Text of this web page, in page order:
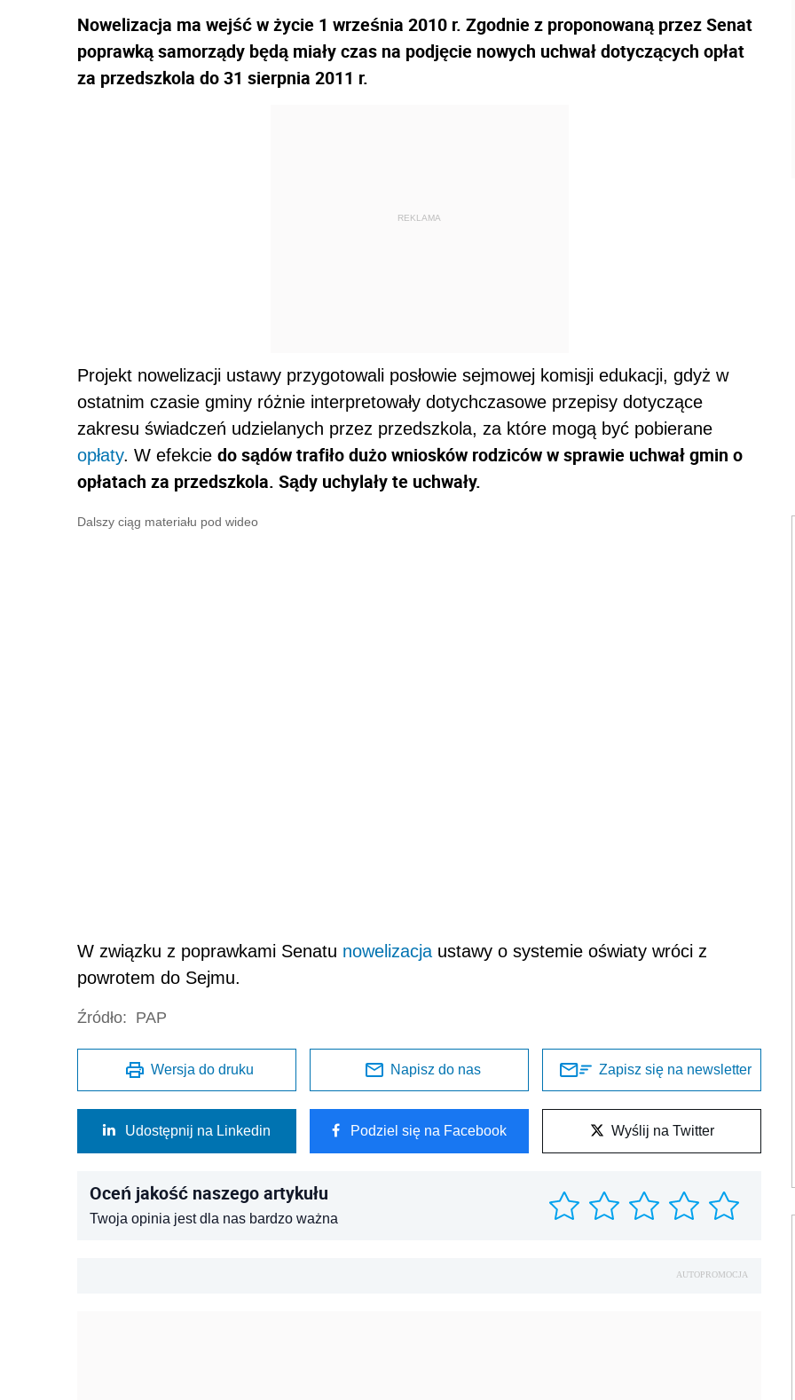
Nowelizacja ma wejść w życie 1 września 2010 r. Zgodnie z proponowaną przez Senat
poprawką samorządy będą miały czas na podjęcie nowych uchwał dotyczących opłat
za przedszkola do 31 sierpnia 2011 r.
REKLAMA
Projekt nowelizacji ustawy przygotowali posłowie sejmowej komisji edukacji, gdyż w
ostatnim czasie gminy różnie interpretowały dotychczasowe przepisy dotyczące
zakresu świadczeń udzielanych przez przedszkola, za które mogą być pobierane
opłaty. W efekcie do sądów trafiło dużo wniosków rodziców w sprawie uchwał gmin o
opłatach za przedszkola. Sądy uchylały te uchwały.
Dalszy ciąg materiału pod wideo
W związku z poprawkami Senatu nowelizacja ustawy o systemie oświaty wróci z
powrotem do Sejmu.
Źródło: PAP
Wersja do druku Napisz do nas Zapisz się na newsletter
Udostępnij na Linkedin Podziel się na Facebook Wyślij na Twitter
Oceń jakość naszego artykułu
Twoja opinia jest dla nas bardzo ważna
AUTOPROMOCJA